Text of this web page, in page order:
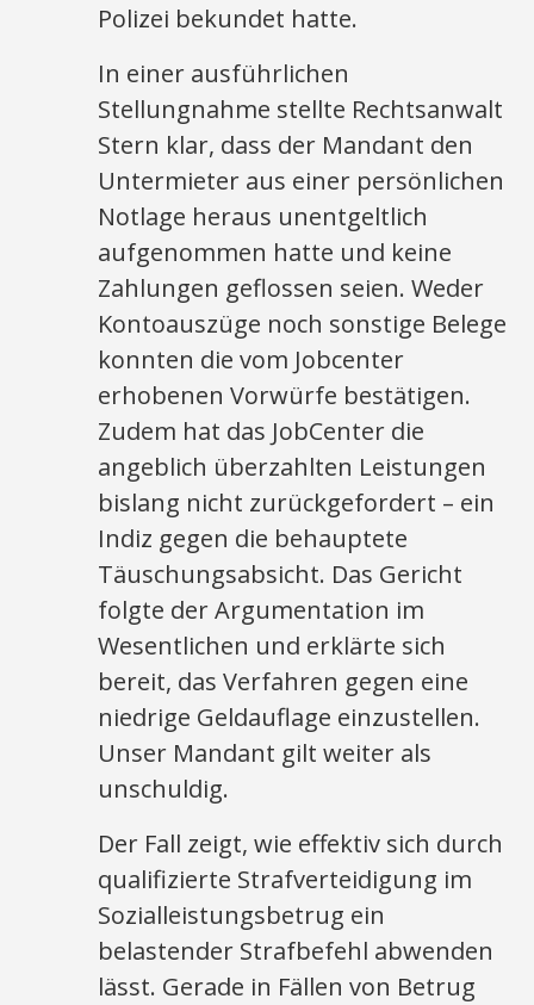
Polizei bekundet hatte.
In einer ausführlichen
Stellungnahme stellte Rechtsanwalt
Stern klar, dass der Mandant den
Untermieter aus einer persönlichen
Notlage heraus unentgeltlich
aufgenommen hatte und keine
Zahlungen geflossen seien. Weder
Kontoauszüge noch sonstige Belege
konnten die vom Jobcenter
erhobenen Vorwürfe bestätigen.
Zudem hat das JobCenter die
angeblich überzahlten Leistungen
bislang nicht zurückgefordert – ein
Indiz gegen die behauptete
Täuschungsabsicht. Das Gericht
folgte der Argumentation im
Wesentlichen und erklärte sich
bereit, das Verfahren gegen eine
niedrige Geldauflage einzustellen.
Unser Mandant gilt weiter als
unschuldig.
Der Fall zeigt, wie effektiv sich durch
qualifizierte Strafverteidigung im
Sozialleistungsbetrug ein
belastender Strafbefehl abwenden
lässt. Gerade in Fällen von Betrug